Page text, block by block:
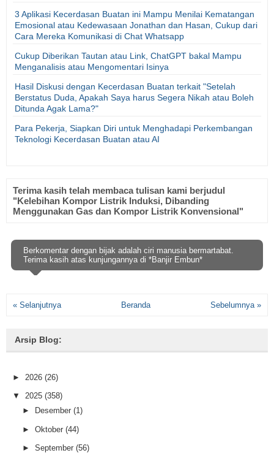
3 Aplikasi Kecerdasan Buatan ini Mampu Menilai Kematangan
Emosional atau Kedewasaan Jonathan dan Hasan, Cukup dari
Cara Mereka Komunikasi di Chat Whatsapp
Cukup Diberikan Tautan atau Link, ChatGPT bakal Mampu
Menganalisis atau Mengomentari Isinya
Hasil Diskusi dengan Kecerdasan Buatan terkait "Setelah
Berstatus Duda, Apakah Saya harus Segera Nikah atau Boleh
Ditunda Agak Lama?"
Para Pekerja, Siapkan Diri untuk Menghadapi Perkembangan
Teknologi Kecerdasan Buatan atau AI
Terima kasih telah membaca tulisan kami berjudul
"Kelebihan Kompor Listrik Induksi, Dibanding
Menggunakan Gas dan Kompor Listrik Konvensional"
Berkomentar dengan bijak adalah ciri manusia bermartabat.
Terima kasih atas kunjungannya di *Banjir Embun*
« Selanjutnya Sebelumnya »
Beranda
Arsip Blog:
► 2026 (26)
▼ 2025 (358)
►
Desember (1)
► Oktober (44)
► September (56)